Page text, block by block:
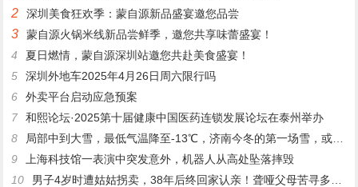
2 深圳美食狂欢季：蒙自源新品盛宴邀您品尝
3
蒙自源火锅米线新品尝鲜季，邀您共享味蕾盛宴！
4
夏日燃情，蒙自源深圳站邀您共赴美食盛宴！
5
深圳外地车2025年4月26日周六限行吗
6
外卖平台启动应急预案
7
和熙论坛·2025第十届健康中国医药连锁发展论坛在泰州举办
8
局部中到大雪，最低气温降至-13℃，济南今冬的第一场雪，或跟去年同一时间！
9
上海科技馆一表演中突发意外，机器人从高处坠落摔毁
10
男子4岁时遭姑姑拐卖，38年后终回家认亲！聋哑父母苦寻多年，母亲已抱憾离世丨红星寻人